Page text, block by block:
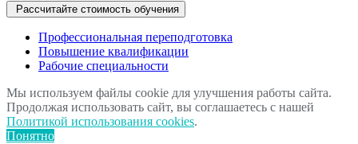
Рассчитайте стоимость обучения
Профессиональная переподготовка
Повышение квалификации
Рабочие специальности
Мы используем файлы cookie для улучшения работы сайта.
Продолжая использовать сайт, вы соглашаетесь с нашей
Политикой использования cookies.
Понятно